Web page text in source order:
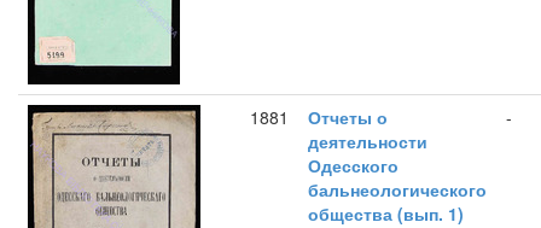
1881
Отчеты о
деятельности
Одесского
бальнеологического
общества (вып. 1)
-